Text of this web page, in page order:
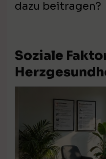
dazu beitragen?
Soziale